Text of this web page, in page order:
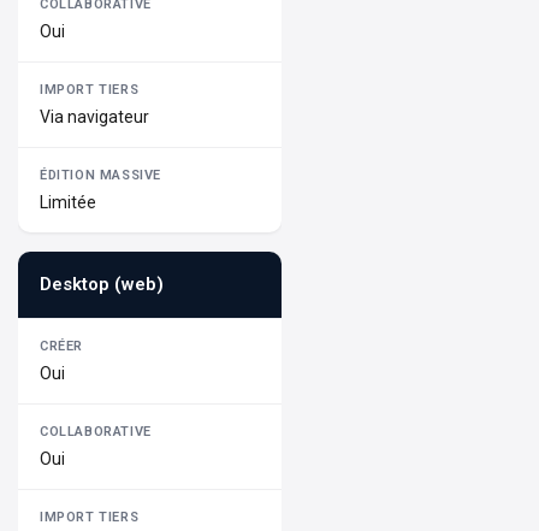
Oui
Via navigateur
Limitée
Desktop (web)
Oui
Oui